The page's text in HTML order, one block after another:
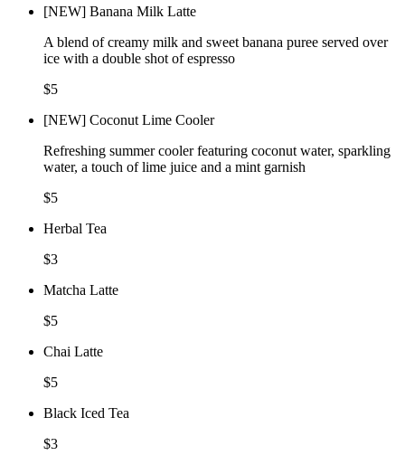
[NEW] Banana Milk Latte
A blend of creamy milk and sweet banana puree served over
ice with a double shot of espresso
$5
[NEW] Coconut Lime Cooler
Refreshing summer cooler featuring coconut water, sparkling
water, a touch of lime juice and a mint garnish
$5
Herbal Tea
$3
Matcha Latte
$5
Chai Latte
$5
Black Iced Tea
$3